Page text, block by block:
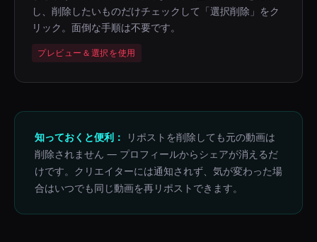
し、削除したいものだけチェックして「選択削除」をク
リック。面倒な手順は不要です。
プレビュー＆選択を使用
知っておくと便利：
リポストを削除しても元の動画は
削除されません — プロフィールからシェアが消えるだ
けです。クリエイターには通知されず、気が変わった場
合はいつでも同じ動画を再リポストできます。